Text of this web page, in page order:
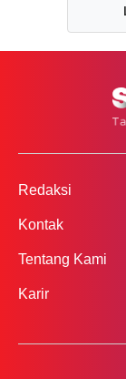
Redaksi
Kontak
Tentang Kami
Karir